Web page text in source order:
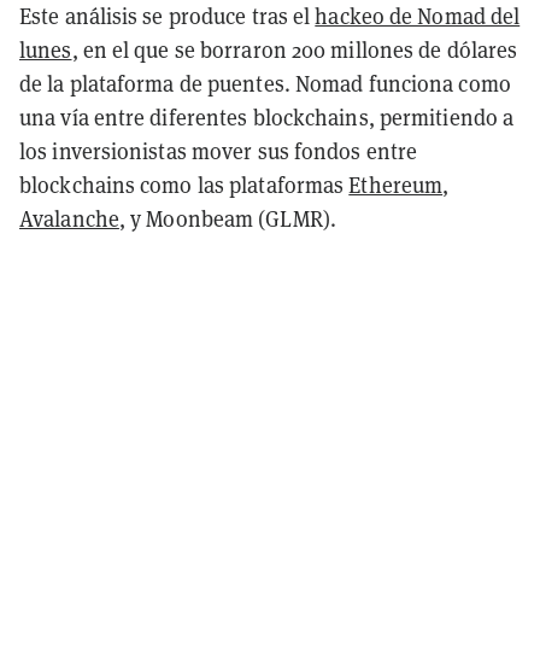
Este análisis se produce tras elhackeo de Nomad del
lunes, en el que se borraron 200 millones de dólares
de la plataforma de puentes. Nomad funciona como
una vía entre diferentes blockchains, permitiendo a
los inversionistas mover sus fondos entre
blockchains como las plataformasEthereum,
Avalanche, y Moonbeam (GLMR).